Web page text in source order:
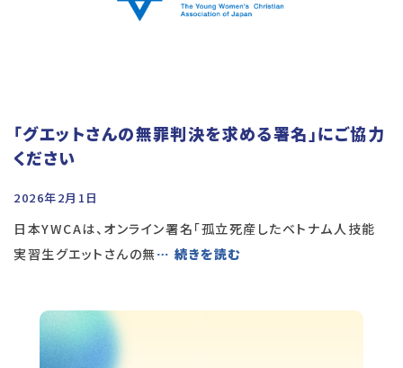
「グエットさんの無罪判決を求める署名」にご協力
ください
2026年2月1日
日本YWCAは、オンライン署名「孤立死産したベトナム人技能
実習生グエットさんの無 … 続きを読む